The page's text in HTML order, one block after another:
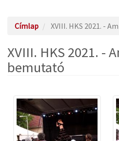
Címlap XVIII. HKS 2021. -
XVIII. HKS 2021. -
bemutató